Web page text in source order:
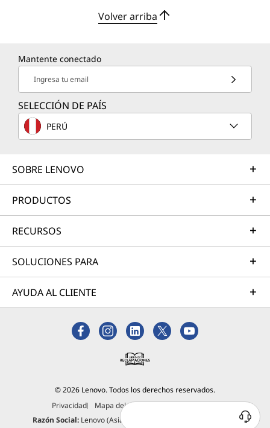
Volver arriba
Mantente conectado
Ingresa tu email
SELECCIÓN DE PAÍS
PERÚ
SOBRE LENOVO
PRODUCTOS
RECURSOS
SOLUCIONES PARA
AYUDA AL CLIENTE
© 2026 Lenovo. Todos los derechos reservados.
Privacidad
Mapa del Sitio
Información Legal
Razón Social:Lenovo (Asia Pacific) Limited Sucursal del Perú.